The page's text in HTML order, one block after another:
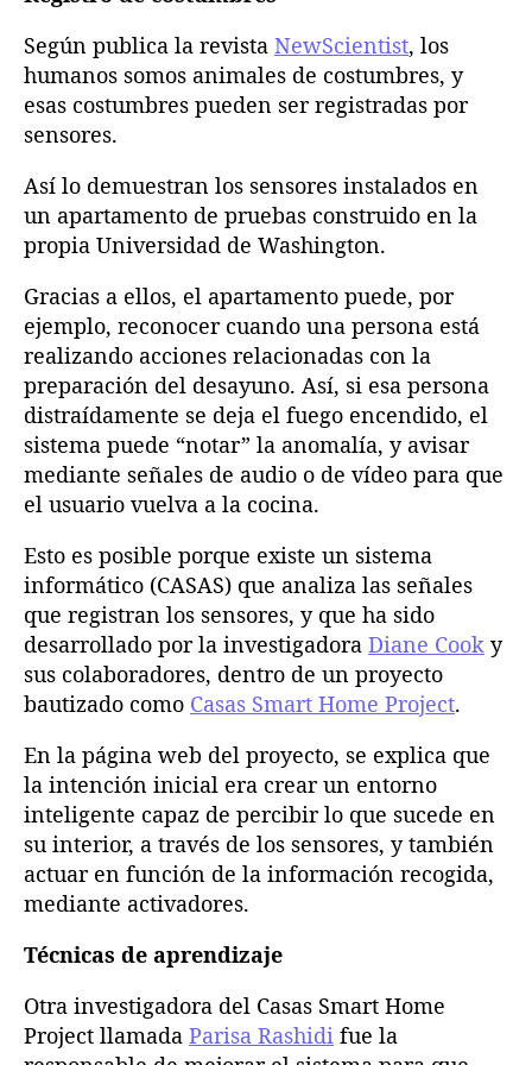
Según publica la revista NewScientist, los
humanos somos animales de costumbres, y
esas costumbres pueden ser registradas por
sensores.
Así lo demuestran los sensores instalados en
un apartamento de pruebas construido en la
propia Universidad de Washington.
Gracias a ellos, el apartamento puede, por
ejemplo, reconocer cuando una persona está
realizando acciones relacionadas con la
preparación del desayuno. Así, si esa persona
distraídamente se deja el fuego encendido, el
sistema puede “notar” la anomalía, y avisar
mediante señales de audio o de vídeo para que
el usuario vuelva a la cocina.
Esto es posible porque existe un sistema
informático (CASAS) que analiza las señales
que registran los sensores, y que ha sido
desarrollado por la investigadora Diane Cook y
sus colaboradores, dentro de un proyecto
bautizado como Casas Smart Home Project.
En la página web del proyecto, se explica que
la intención inicial era crear un entorno
inteligente capaz de percibir lo que sucede en
su interior, a través de los sensores, y también
actuar en función de la información recogida,
mediante activadores.
Técnicas de aprendizaje
Otra investigadora del Casas Smart Home
Project llamada Parisa Rashidi fue la